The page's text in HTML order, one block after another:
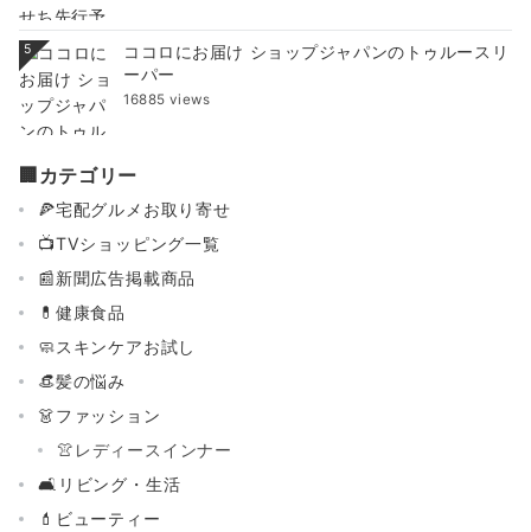
5
ココロにお届け ショップジャパンのトゥルースリ
ーパー
16885 views
🏢カテゴリー
🍕宅配グルメお取り寄せ
📺TVショッピング一覧
📰新聞広告掲載商品
💊健康食品
🧼スキンケアお試し
👒髪の悩み
👗ファッション
👚レディースインナー
🛋リビング・生活
💄ビューティー